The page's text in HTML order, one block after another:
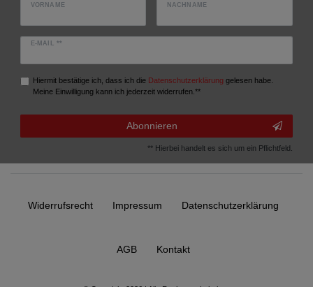
VORNAME NACHNAME
E-MAIL **
Hiermit bestätige ich, dass ich die Daten­schutz­erklärung gelesen habe.
Meine Einwilligung kann ich jederzeit widerrufen.**
Abonnieren
** Hierbei handelt es sich um ein Pflichtfeld.
Widerrufs­recht Impressum Daten­schutz­erklärung
AGB Kontakt